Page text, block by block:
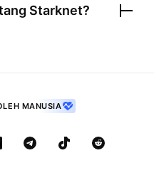
Starknet?
MANUSIA